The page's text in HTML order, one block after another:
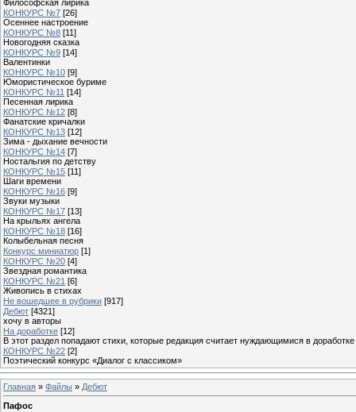
Философская лирика
КОНКУРС №7 [26]
Осеннее настроение
КОНКУРС №8 [11]
Новогодняя сказка
КОНКУРС №9 [14]
Валентинки
КОНКУРС №10 [9]
Юмористическое буриме
КОНКУРС №11 [14]
Песенная лирика
КОНКУРС №12 [8]
Фанатские кричалки
КОНКУРС №13 [12]
Зима - дыхание вечности
КОНКУРС №14 [7]
Ностальгия по детству
КОНКУРС №15 [11]
Шаги времени
КОНКУРС №16 [9]
Звуки музыки
КОНКУРС №17 [13]
На крыльях ангела
КОНКУРС №18 [16]
Колыбельная песня
Конкурс миниатюр [1]
КОНКУРС №20 [4]
Звездная романтика
КОНКУРС №21 [6]
Живопись в стихах
Не вошедшее в рубрики [917]
Дебют [4321]
хочу в авторы
На доработке [12]
В этот раздел попадают стихи, которые редакция считает нуждающимися в доработке
КОНКУРС №22 [2]
Поэтический конкурс «Диалог с классиком»
Главная » Файлы » Дебют
Пафос